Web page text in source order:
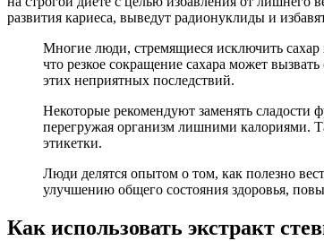
развития кариеса, выведут радионуклиды и
Многие люди, стремящиеся исключить
что резкое сокращение сахара может
этих неприятных последствий.
Некоторые рекомендуют заменять сладости
перегружая организм лишними калориями.
этикетки.
Люди делятся опытом о том, как полезно
улучшению общего состояния здоровья,
Как использовать экстракт